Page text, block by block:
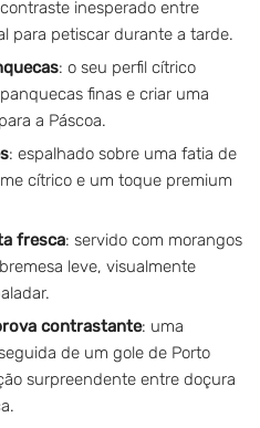
inesperado entre
para petiscar durante a tarde.
: o seu perfil cítrico
finas e criar uma
a Páscoa.
: espalhado sobre uma fatia de
cítrico e um toque premium
fresca: servido com morangos
leve, visualmente
contrastante: uma
de um gole de Porto
surpreendente entre doçura